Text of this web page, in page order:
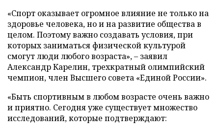
«Спорт оказывает огромное влияние не только на
здоровье человека, но и на развитие общества в
целом. Поэтому важно создавать условия, при
которых заниматься физической культурой
смогут люди любого возраста», – заявил
Александр Карелин, трехкратный олимпийский
чемпион, член Высшего совета «Единой России».
«Быть спортивным в любом возрасте очень важно
и приятно. Сегодня уже существует множество
исследований, которые подтверждают: